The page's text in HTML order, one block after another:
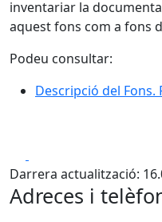
inventariar la
aquest fons com a fons
Podeu consultar:
Descripció del Fons.
Darrera actualització:
Adreces i